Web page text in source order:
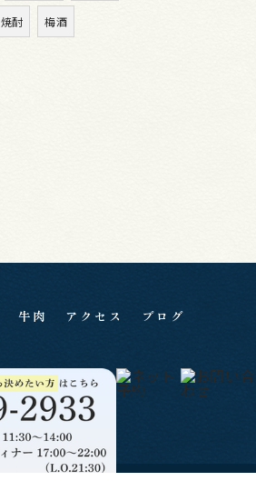
焼酎 梅酒
牛肉 アクセス
ブログ